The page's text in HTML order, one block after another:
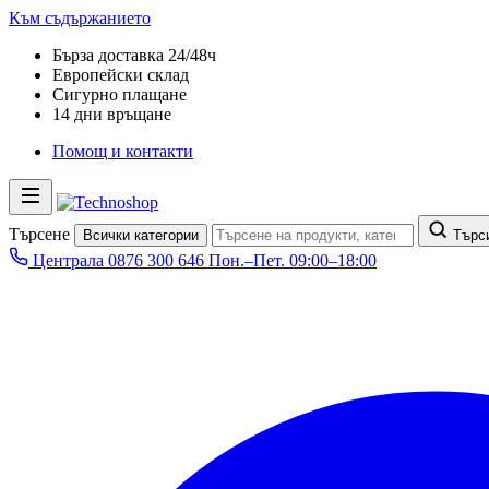
Към съдържанието
Бърза доставка 24/48ч
Европейски склад
Сигурно плащане
14 дни връщане
Помощ и контакти
Търсене Всички категории
Централа 0876 300 646 Пон.–Пет. 09:00–18:00